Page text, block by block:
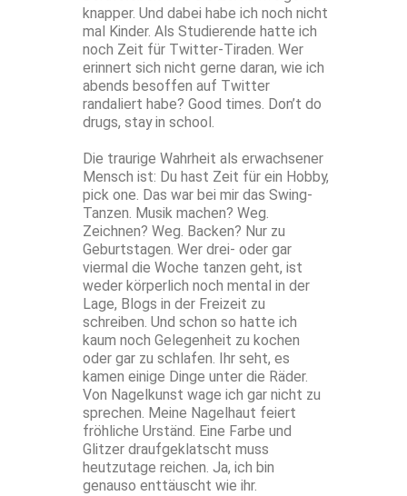
knapper. Und dabei habe ich noch nicht
mal Kinder. Als Studierende hatte ich
noch Zeit für Twitter-Tiraden. Wer
erinnert sich nicht gerne daran, wie ich
abends besoffen auf Twitter
randaliert habe? Good times. Don’t do
drugs, stay in school.
Die traurige Wahrheit als erwachsener
Mensch ist: Du hast Zeit für ein Hobby,
pick one. Das war bei mir das Swing-
Tanzen. Musik machen? Weg.
Zeichnen? Weg. Backen? Nur zu
Geburtstagen. Wer drei- oder gar
viermal die Woche tanzen geht, ist
weder körperlich noch mental in der
Lage, Blogs in der Freizeit zu
schreiben. Und schon so hatte ich
kaum noch Gelegenheit zu kochen
oder gar zu schlafen. Ihr seht, es
kamen einige Dinge unter die Räder.
Von Nagelkunst wage ich gar nicht zu
sprechen. Meine Nagelhaut feiert
fröhliche Urständ. Eine Farbe und
Glitzer draufgeklatscht muss
heutzutage reichen. Ja, ich bin
genauso enttäuscht wie ihr.